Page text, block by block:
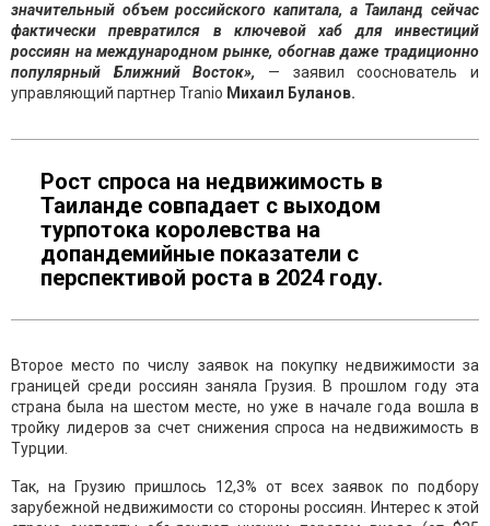
значительный объем российского капитала, а Таиланд сейчас
фактически превратился в ключевой хаб для инвестиций
россиян на международном рынке, обогнав даже традиционно
популярный Ближний Восток», — заявил сооснователь и
управляющий партнер Tranio Михаил Буланов.
Рост спроса на недвижимость в
Таиланде совпадает с выходом
турпотока королевства на
допандемийные показатели с
перспективой роста в 2024 году.
Второе место по числу заявок на покупку недвижимости за
границей среди россиян заняла Грузия. В прошлом году эта
страна была на шестом месте, но уже в начале года вошла в
тройку лидеров за счет снижения спроса на недвижимость в
Турции.
Так, на Грузию пришлось 12,3% от всех заявок по подбору
зарубежной недвижимости со стороны россиян. Интерес к этой